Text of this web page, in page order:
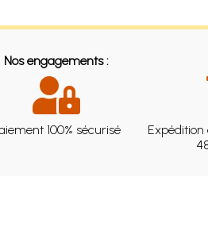
Nos engagements :
100% sécurisé
Expédition